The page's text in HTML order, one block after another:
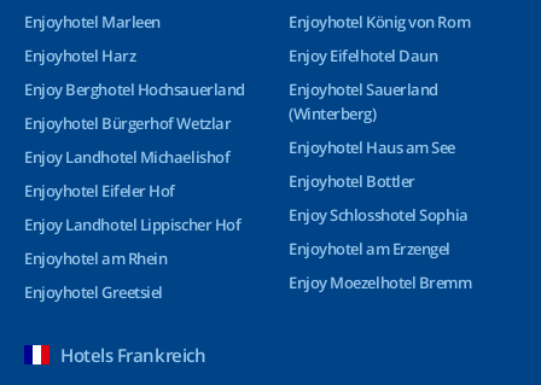
Enjoyhotel Marleen
Enjoyhotel Harz
Enjoy Berghotel Hochsauerland
Enjoyhotel Bürgerhof Wetzlar
Enjoy Landhotel Michaelishof
Enjoyhotel Eifeler Hof
Enjoy Landhotel Lippischer Hof
Enjoyhotel am Rhein
Enjoyhotel Greetsiel
Enjoyhotel König von Rom
Enjoy Eifelhotel Daun
Enjoyhotel Sauerland
(Winterberg)
Enjoyhotel Haus am See
Enjoyhotel Bottler
Enjoy Schlosshotel Sophia
Enjoyhotel am Erzengel
Enjoy Moezelhotel Bremm
Hotels Frankreich